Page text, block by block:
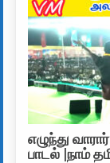
எழுந்து
பாடல் |நாம்